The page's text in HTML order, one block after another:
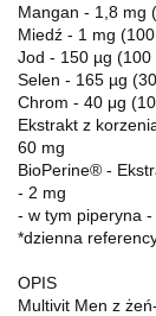
Mangan - 1,8 mg
Miedź - 1 mg
Jod - 150 µg (100
Selen - 165 µg
Chrom - 40 μg
Ekstrakt z
60 mg
BioPerine® -
- 2 mg
- w tym piperyna -
*dzienna
OPIS
Multivit Men z